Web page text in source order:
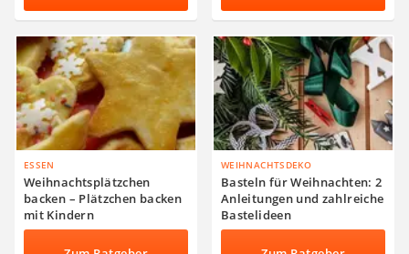
ESSEN
Weihnachtsplätzchen
backen – Plätzchen backen
mit Kindern
WEIHNACHTSDEKO
Basteln für Weihnachten: 2
Anleitungen und zahlreiche
Bastelideen